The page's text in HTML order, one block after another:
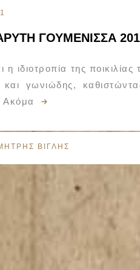
ΓΟΥΜΕΝΙΣΣΑ
η ιδιοτροπία της
γωνιώδης,
Ακόμα
ΒΙΓΛΗΣ